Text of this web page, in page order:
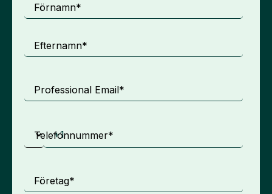
Förnamn*
Efternamn*
Professional Email*
Telefonnummer*
Företag*